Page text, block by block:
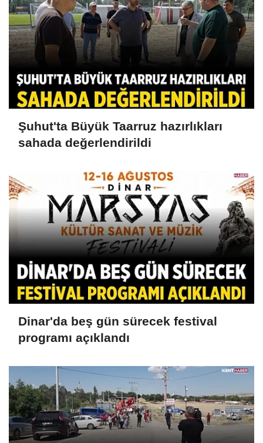
Şuhut'ta Büyük Taarruz hazırlıkları
sahada değerlendirildi
Dinar'da beş gün sürecek festival
programı açıklandı